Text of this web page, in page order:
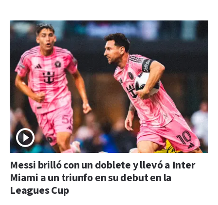
Messi brilló con un doblete y llevó a Inter
Miami a un triunfo en su debut en la
Leagues Cup